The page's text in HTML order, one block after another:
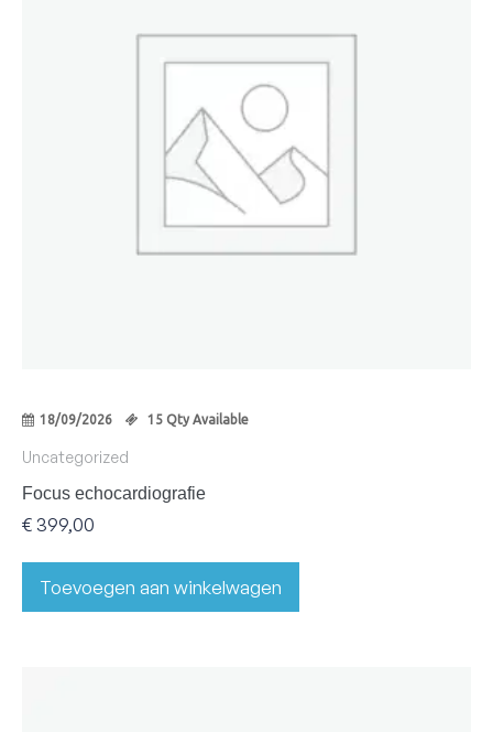
18/09/2026 15 Qty Available
Uncategorized
Focus echocardiografie
€ 399,00
Toevoegen aan winkelwagen